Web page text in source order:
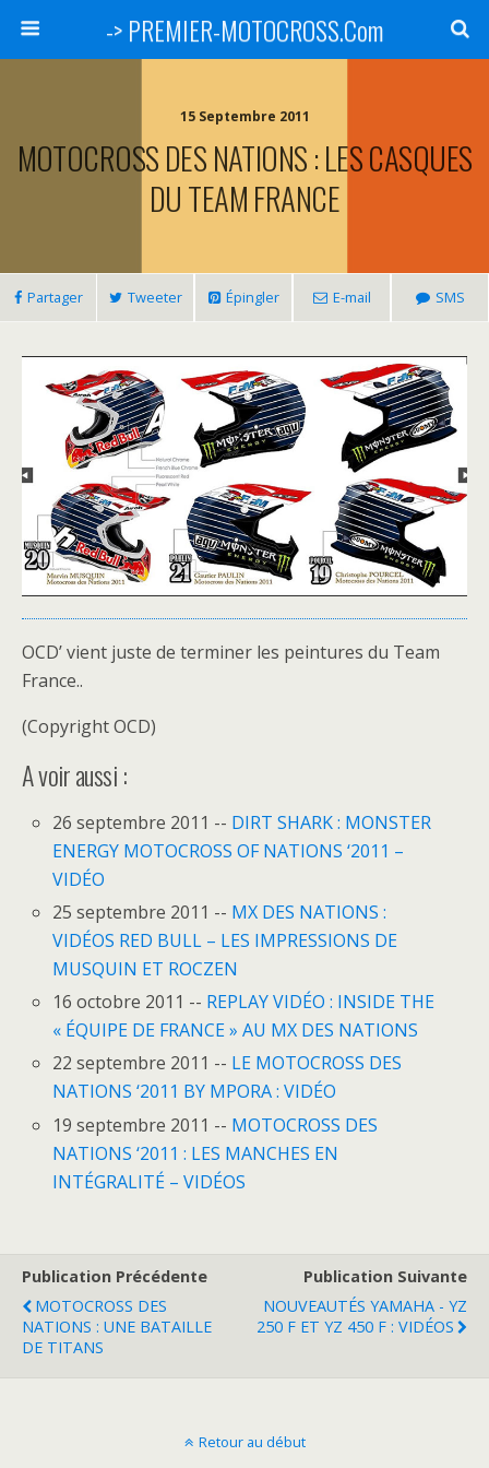
-> PREMIER-MOTOCROSS.Com
15 Septembre 2011
MOTOCROSS DES NATIONS : LES CASQUES
DU TEAM FRANCE
Partager Tweeter Épingler E-mail SMS
OCD’ vient juste de terminer les peintures du Team
France..
(Copyright OCD)
A voir aussi :
26 septembre 2011 -- DIRT SHARK : MONSTER
ENERGY MOTOCROSS OF NATIONS ‘2011 –
VIDÉO
25 septembre 2011 -- MX DES NATIONS :
VIDÉOS RED BULL – LES IMPRESSIONS DE
MUSQUIN ET ROCZEN
16 octobre 2011 -- REPLAY VIDÉO : INSIDE THE
« ÉQUIPE DE FRANCE » AU MX DES NATIONS
22 septembre 2011 -- LE MOTOCROSS DES
NATIONS ‘2011 BY MPORA : VIDÉO
19 septembre 2011 -- MOTOCROSS DES
NATIONS ‘2011 : LES MANCHES EN
INTÉGRALITÉ – VIDÉOS
Publication Précédente
MOTOCROSS DES
NATIONS : UNE BATAILLE
DE TITANS
Publication Suivante
NOUVEAUTÉS YAMAHA - YZ
250 F ET YZ 450 F : VIDÉOS
Retour au début